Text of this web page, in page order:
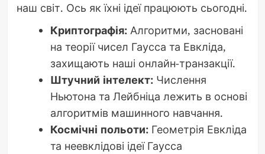
наш світ. Ось як їхні ідеї працюють сьогодні.
Криптографія:Алгоритми, засновані
на теорії чисел Гаусса та Евкліда,
захищають наші онлайн-транзакції.
Штучний інтелект:Числення
Ньютона та Лейбніца лежить в основі
алгоритмів машинного навчання.
Космічні польоти:Геометрія Евкліда
та неевклідові ідеї Гаусса